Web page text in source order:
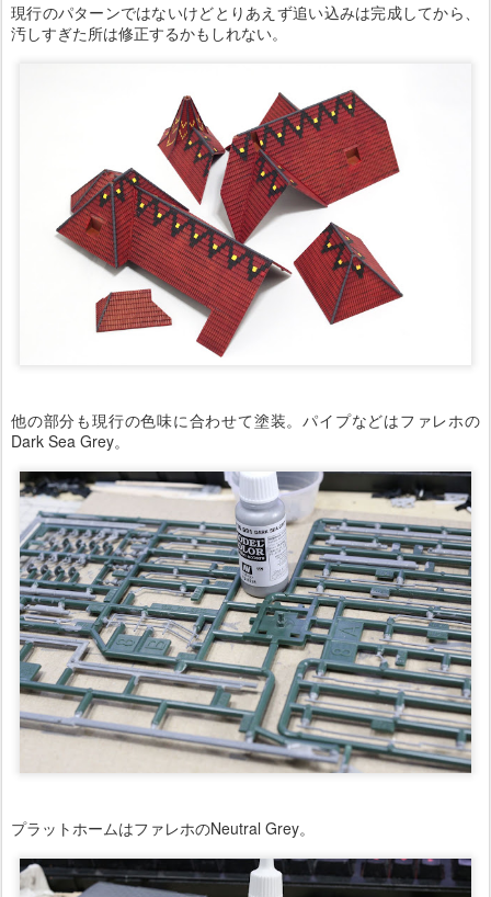
現行のパターンではないけどとりあえず追い込みは完成してから、
汚しすぎた所は修正するかもしれない。
他の部分も現行の色味に合わせて塗装。パイプなどはファレホの
Dark Sea Grey。
プラットホームはファレホのNeutral Grey。